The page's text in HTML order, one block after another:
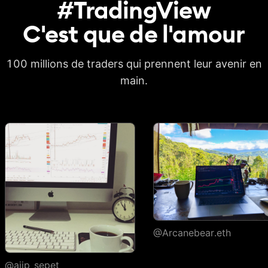
Exporter le rapport
en XLSX
Deep backtesting
de tick de
l'historique
Watchlists
Nombre de
1
Symboles par
watchlist
30 1 000 1 000
Couleurs des
1
#TradingView
C'est que del'amour
100 millions de traders qui prennent leur avenir en
main.
@ajip_sepet
@Arcanebear.eth